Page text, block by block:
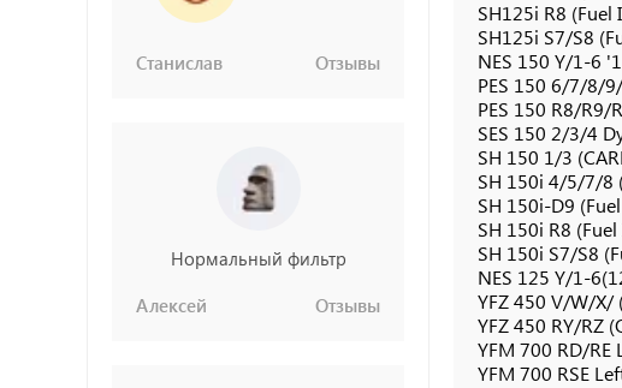
Станислав Отзывы
Нормальный фильтр
Алексей
Отзывы
SH125i R8
SH125i S7/S8
NES 150 Y/1-6
PES 150 6/7/8/
PES 150 R8/R9/
SES 150 2/3/4
SH 150 1/3
SH 150i 4/5/7/8
SH 150i-D9
SH 150i R8
SH 150i S7/S8
NES 125 Y/1-
YFZ 450 V/W/X/
YFZ 450 RY/RZ
YFM 700 RD/
YFM 700 RSE